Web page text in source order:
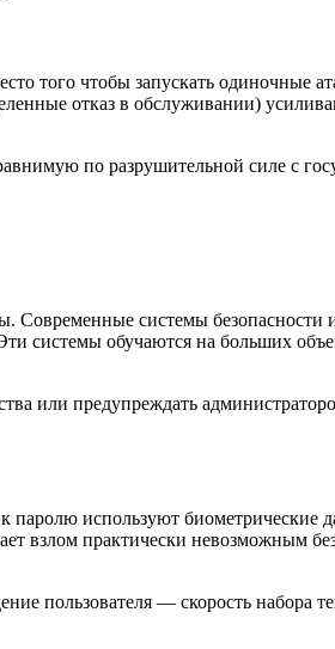
того чтобы запускать одиночные
отказ в обслуживании)
по разрушительной силе с
Современные системы
системы обучаются на больших
или предупреждать
паролю используют
взлом практически невозможным
пользователя — скорость набора